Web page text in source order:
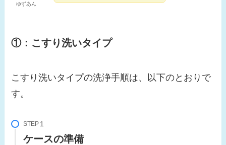
ゆずあん
①：こすり洗いタイプ
こすり洗いタイプの洗浄手順は、以下のとおりで
す。
STEP
ケースの準備